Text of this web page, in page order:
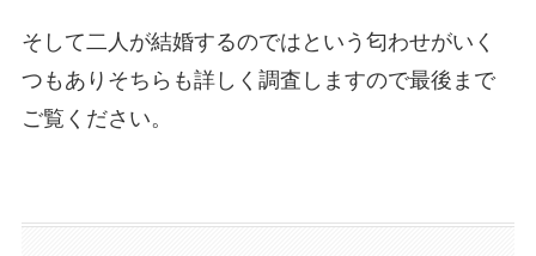
そして二人が結婚するのではという匂わせがいく
つもありそちらも詳しく調査しますので最後まで
ご覧ください。